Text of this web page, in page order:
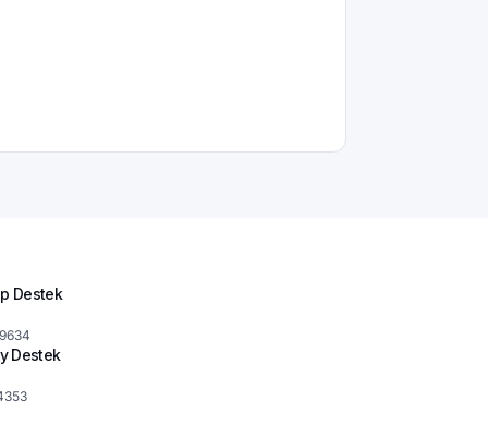
Destek
Destek